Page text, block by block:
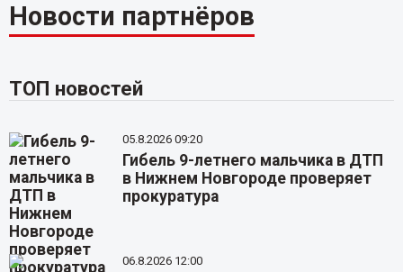
Новости партнёров
ТОП новостей
05.8.2026 09:20
Гибель 9-летнего мальчика в ДТП
в Нижнем Новгороде проверяет
прокуратура
06.8.2026 12:00